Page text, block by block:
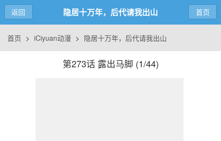
返回 隐居十万年，后代请我出山 首页
首页 > iCiyuan动漫 > 隐居十万年，后代请我出山
第273话 露出马脚 (1/44)